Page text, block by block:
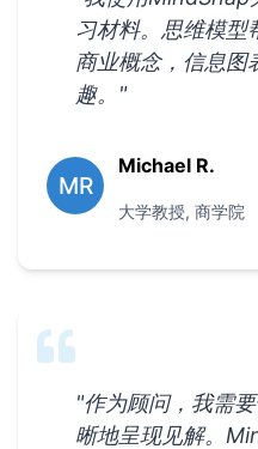
习材料。思维模型
商业概念，信息图
趣。 "
MR
Michael R.
大学教授, 商学院
"作为顾问，我需
晰地呈现见解。